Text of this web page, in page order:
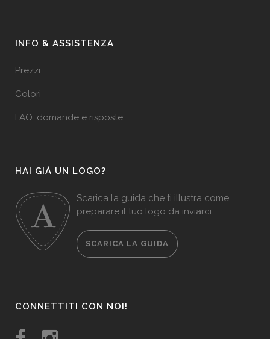
INFO & ASSISTENZA
Prezzi
Colori
FAQ: domande e risposte
HAI GIÀ UN LOGO?
Scarica la guida che ti illustra come
preparare il tuo logo da inviarci.
SCARICA LA GUIDA
CONNETTITI CON NOI!